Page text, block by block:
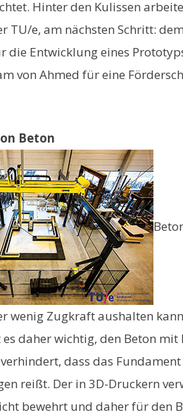
Hinter den Kulissen
TU/e, am nächsten Schritt:
die Entwicklung eines
von Ahmed für eine
Beton
wenig Zugkraft aushalten
daher wichtig, den Beton mit
dass das
reißt. Der in 3D-Druckern
bewehrt und daher für den